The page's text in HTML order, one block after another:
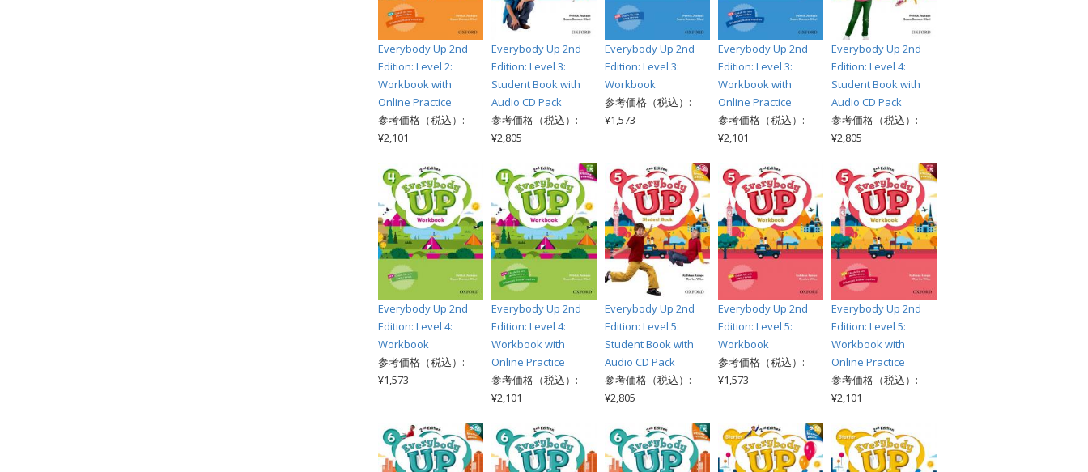
Everybody Up 2nd
Edition: Level 2:
Workbook with
Online Practice
参考価格（税込）:
¥2,101
Everybody Up 2nd
Edition: Level 3:
Student Book with
Audio CD Pack
参考価格（税込）:
¥2,805
Everybody Up 2nd
Edition: Level 3:
Workbook
参考価格（税込）:
¥1,573
Everybody Up 2nd
Edition: Level 3:
Workbook with
Online Practice
参考価格（税込）:
¥2,101
Everybody Up 2nd
Edition: Level 4:
Student Book with
Audio CD Pack
参考価格（税込）:
¥2,805
Everybody Up 2nd
Edition: Level 4:
Workbook
参考価格（税込）:
¥1,573
Everybody Up 2nd
Edition: Level 4:
Workbook with
Online Practice
参考価格（税込）:
¥2,101
Everybody Up 2nd
Edition: Level 5:
Student Book with
Audio CD Pack
参考価格（税込）:
¥2,805
Everybody Up 2nd
Edition: Level 5:
Workbook
参考価格（税込）:
¥1,573
Everybody Up 2nd
Edition: Level 5:
Workbook with
Online Practice
参考価格（税込）:
¥2,101